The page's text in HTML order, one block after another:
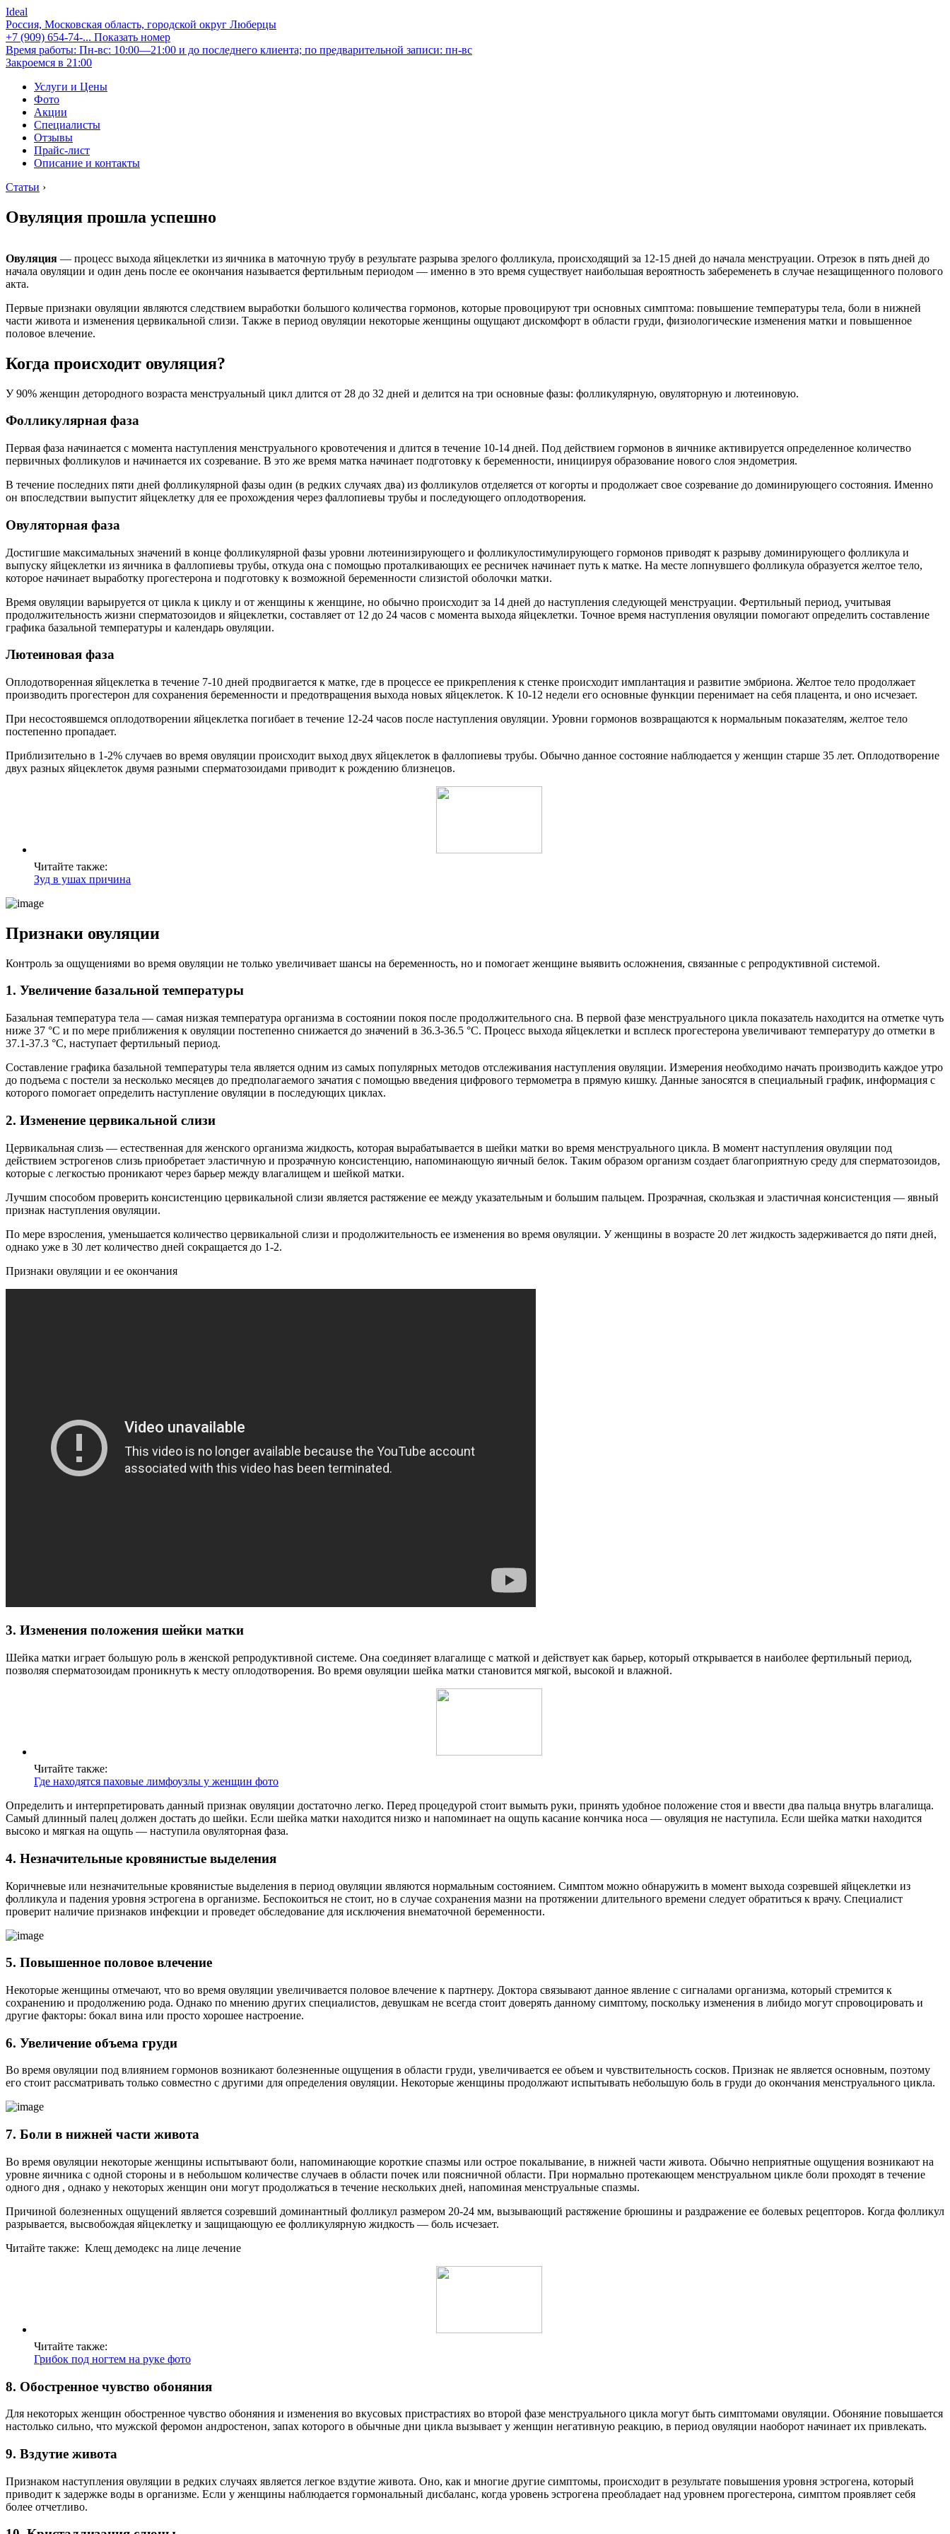
Ideal
Россия, Московская область, городской округ Люберцы
+7 (909) 654-74-... Показать номер
Время работы: Пн-вс: 10:00—21:00 и до последнего клиента; по предварительной записи: пн-вс
Закроемся в 21:00
Услуги и Цены
Фото
Акции
Специалисты
Отзывы
Прайс-лист
Описание и контакты
Статьи ›
Овуляция прошла успешно
Овуляция — процесс выхода яйцеклетки из яичника в маточную трубу в результате разрыва зрелого фолликула, происходящий за 12-15 дней до начала менструации. Отрезок в пять дней до
начала овуляции и один день после ее окончания называется фертильным периодом — именно в это время существует наибольшая вероятность забеременеть в случае незащищенного полового
акта.
Первые признаки овуляции являются следствием выработки большого количества гормонов, которые провоцируют три основных симптома: повышение температуры тела, боли в нижней
части живота и изменения цервикальной слизи. Также в период овуляции некоторые женщины ощущают дискомфорт в области груди, физиологические изменения матки и повышенное
половое влечение.
Когда происходит овуляция?
У 90% женщин детородного возраста менструальный цикл длится от 28 до 32 дней и делится на три основные фазы: фолликулярную, овуляторную и лютеиновую.
Фолликулярная фаза
Первая фаза начинается с момента наступления менструального кровотечения и длится в течение 10-14 дней. Под действием гормонов в яичнике активируется определенное количество
первичных фолликулов и начинается их созревание. В это же время матка начинает подготовку к беременности, инициируя образование нового слоя эндометрия.
В течение последних пяти дней фолликулярной фазы один (в редких случаях два) из фолликулов отделяется от когорты и продолжает свое созревание до доминирующего состояния. Именно
он впоследствии выпустит яйцеклетку для ее прохождения через фаллопиевы трубы и последующего оплодотворения.
Овуляторная фаза
Достигшие максимальных значений в конце фолликулярной фазы уровни лютеинизирующего и фолликулостимулирующего гормонов приводят к разрыву доминирующего фолликула и
выпуску яйцеклетки из яичника в фаллопиевы трубы, откуда она с помощью проталкивающих ее ресничек начинает путь к матке. На месте лопнувшего фолликула образуется желтое тело,
которое начинает выработку прогестерона и подготовку к возможной беременности слизистой оболочки матки.
Время овуляции варьируется от цикла к циклу и от женщины к женщине, но обычно происходит за 14 дней до наступления следующей менструации. Фертильный период, учитывая
продолжительность жизни сперматозоидов и яйцеклетки, составляет от 12 до 24 часов с момента выхода яйцеклетки. Точное время наступления овуляции помогают определить составление
графика базальной температуры и календарь овуляции.
Лютеиновая фаза
Оплодотворенная яйцеклетка в течение 7-10 дней продвигается к матке, где в процессе ее прикрепления к стенке происходит имплантация и развитие эмбриона. Желтое тело продолжает
производить прогестерон для сохранения беременности и предотвращения выхода новых яйцеклеток. К 10-12 недели его основные функции перенимает на себя плацента, и оно исчезает.
При несостоявшемся оплодотворении яйцеклетка погибает в течение 12-24 часов после наступления овуляции. Уровни гормонов возвращаются к нормальным показателям, желтое тело
постепенно пропадает.
Приблизительно в 1-2% случаев во время овуляции происходит выход двух яйцеклеток в фаллопиевы трубы. Обычно данное состояние наблюдается у женщин старше 35 лет. Оплодотворение
двух разных яйцеклеток двумя разными сперматозоидами приводит к рождению близнецов.
Читайте также:
Зуд в ушах причина
Признаки овуляции
Контроль за ощущениями во время овуляции не только увеличивает шансы на беременность, но и помогает женщине выявить осложнения, связанные с репродуктивной системой.
1. Увеличение базальной температуры
Базальная температура тела — самая низкая температура организма в состоянии покоя после продолжительного сна. В первой фазе менструального цикла показатель находится на отметке чуть
ниже 37 °С и по мере приближения к овуляции постепенно снижается до значений в 36.3-36.5 °С. Процесс выхода яйцеклетки и всплеск прогестерона увеличивают температуру до отметки в
37.1-37.3 °С, наступает фертильный период.
Составление графика базальной температуры тела является одним из самых популярных методов отслеживания наступления овуляции. Измерения необходимо начать производить каждое утро
до подъема с постели за несколько месяцев до предполагаемого зачатия с помощью введения цифрового термометра в прямую кишку. Данные заносятся в специальный график, информация с
которого помогает определить наступление овуляции в последующих циклах.
2. Изменение цервикальной слизи
Цервикальная слизь — естественная для женского организма жидкость, которая вырабатывается в шейки матки во время менструального цикла. В момент наступления овуляции под
действием эстрогенов слизь приобретает эластичную и прозрачную консистенцию, напоминающую яичный белок. Таким образом организм создает благоприятную среду для сперматозоидов,
которые с легкостью проникают через барьер между влагалищем и шейкой матки.
Лучшим способом проверить консистенцию цервикальной слизи является растяжение ее между указательным и большим пальцем. Прозрачная, скользкая и эластичная консистенция — явный
признак наступления овуляции.
По мере взросления, уменьшается количество цервикальной слизи и продолжительность ее изменения во время овуляции. У женщины в возрасте 20 лет жидкость задерживается до пяти дней,
однако уже в 30 лет количество дней сокращается до 1-2.
Признаки овуляции и ее окончания
3. Изменения положения шейки матки
Шейка матки играет большую роль в женской репродуктивной системе. Она соединяет влагалище с маткой и действует как барьер, который открывается в наиболее фертильный период,
позволяя сперматозоидам проникнуть к месту оплодотворения. Во время овуляции шейка матки становится мягкой, высокой и влажной.
Читайте также:
Где находятся паховые лимфоузлы у женщин фото
Определить и интерпретировать данный признак овуляции достаточно легко. Перед процедурой стоит вымыть руки, принять удобное положение стоя и ввести два пальца внутрь влагалища.
Самый длинный палец должен достать до шейки. Если шейка матки находится низко и напоминает на ощупь касание кончика носа — овуляция не наступила. Если шейка матки находится
высоко и мягкая на ощупь — наступила овуляторная фаза.
4. Незначительные кровянистые выделения
Коричневые или незначительные кровянистые выделения в период овуляции являются нормальным состоянием. Симптом можно обнаружить в момент выхода созревшей яйцеклетки из
фолликула и падения уровня эстрогена в организме. Беспокоиться не стоит, но в случае сохранения мазни на протяжении длительного времени следует обратиться к врачу. Специалист
проверит наличие признаков инфекции и проведет обследование для исключения внематочной беременности.
5. Повышенное половое влечение
Некоторые женщины отмечают, что во время овуляции увеличивается половое влечение к партнеру. Доктора связывают данное явление с сигналами организма, который стремится к
сохранению и продолжению рода. Однако по мнению других специалистов, девушкам не всегда стоит доверять данному симптому, поскольку изменения в либидо могут спровоцировать и
другие факторы: бокал вина или просто хорошее настроение.
6. Увеличение объема груди
Во время овуляции под влиянием гормонов возникают болезненные ощущения в области груди, увеличивается ее объем и чувствительность сосков. Признак не является основным, поэтому
его стоит рассматривать только совместно с другими для определения овуляции. Некоторые женщины продолжают испытывать небольшую боль в груди до окончания менструального цикла.
7. Боли в нижней части живота
Во время овуляции некоторые женщины испытывают боли, напоминающие короткие спазмы или острое покалывание, в нижней части живота. Обычно неприятные ощущения возникают на
уровне яичника с одной стороны и в небольшом количестве случаев в области почек или поясничной области. При нормально протекающем менструальном цикле боли проходят в течение
одного дня , однако у некоторых женщин они могут продолжаться в течение нескольких дней, напоминая менструальные спазмы.
Причиной болезненных ощущений является созревший доминантный фолликул размером 20-24 мм, вызывающий растяжение брюшины и раздражение ее болевых рецепторов. Когда фолликул
разрывается, высвобождая яйцеклетку и защищающую ее фолликулярную жидкость — боль исчезает.
Читайте также: Клещ демодекс на лице лечение
Читайте также:
Грибок под ногтем на руке фото
8. Обостренное чувство обоняния
Для некоторых женщин обостренное чувство обоняния и изменения во вкусовых пристрастиях во второй фазе менструального цикла могут быть симптомами овуляции. Обоняние повышается
настолько сильно, что мужской феромон андростенон, запах которого в обычные дни цикла вызывает у женщин негативную реакцию, в период овуляции наоборот начинает их привлекать.
9. Вздутие живота
Признаком наступления овуляции в редких случаях является легкое вздутие живота. Оно, как и многие другие симптомы, происходит в результате повышения уровня эстрогена, который
приводит к задержке воды в организме. Если у женщины наблюдается гормональный дисбаланс, когда уровень эстрогена преобладает над уровнем прогестерона, симптом проявляет себя
более отчетливо.